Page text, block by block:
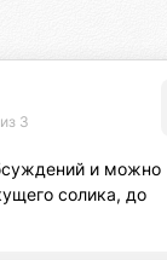
3
и можно
солика, до